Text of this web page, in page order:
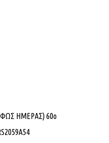
(ΦΩΣ ΗΜΕΡΑΣ) 60ο